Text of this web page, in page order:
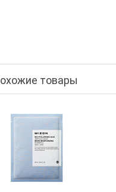
товары